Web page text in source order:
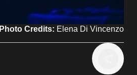
Photo Credits: Elena Di Vincenzo